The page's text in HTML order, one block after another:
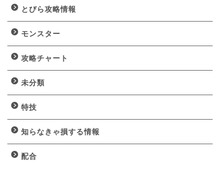
とびら攻略情報
モンスター
攻略チャート
未分類
特技
知らなきゃ損する情報
配合